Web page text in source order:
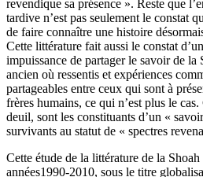
revendique sa présence ». Reste que
tardive n’est pas seulement le constat
de faire connaître une histoire
Cette littérature fait aussi le constat
impuissance de partager le savoir de la
ancien où ressentis et expériences
partageables entre ceux qui sont à
frères humains, ce qui n’est plus le
deuil, sont les constituants d’un «
survivants au statut de « spectres
Cette étude de la littérature de la
années1990-2010, sous le titre